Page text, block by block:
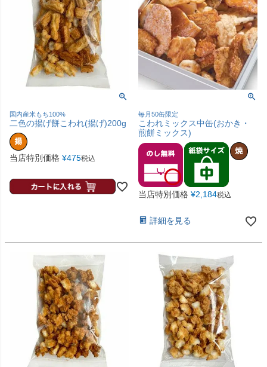
国内産米もち100%
二色の揚げ餅こわれ(揚げ)200g
当店特別価格 ¥475税込
毎月50缶限定
こわれミックス中缶(おかき・
煎餅ミックス)
当店特別価格 ¥2,184税込
詳細を見る